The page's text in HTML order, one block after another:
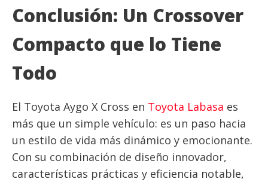
Conclusión: Un Crossover
Compacto que lo Tiene
Todo
El Toyota Aygo X Cross en Toyota Labasa es
más que un simple vehículo: es un paso hacia
un estilo de vida más dinámico y emocionante.
Con su combinación de diseño innovador,
características prácticas y eficiencia notable,